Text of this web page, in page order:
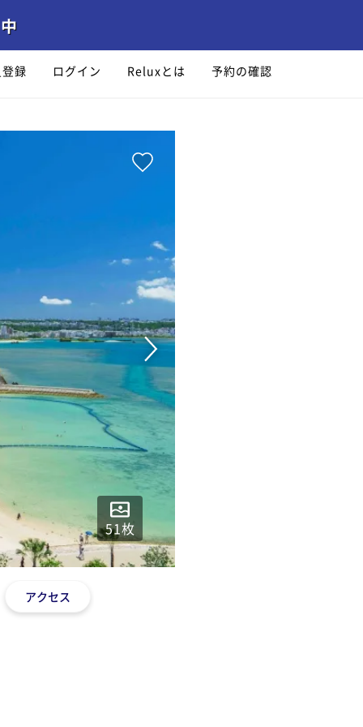
録 ログイン Reluxとは 予約の確認
51枚
アクセス